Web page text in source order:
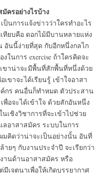
ครอย่างไรบ้าง
ป็นการแจ้งข่าวว่าใครทำอะไร
ทียบคือ ดอกไม้มีบานหลายแห่ง
อันนี้ง่ายที่สุด กับอีกหนึ่งกลไก
ในการ exercise ถ้าใครคิดจะ
ขาน่าจะมีพื้นที่สักพื้นที่หนึ่งด้วย
เขาจะได้เรียนรู้ เข้าใจอาสา
กร คนอื่นก็ทำหมด ตัวประสาน
พื่อจะได้เข้าใจ ด้วยสักอันหนึ่ง
เชิงวิชาการที่จะเข้าไปช่วย
ลอาสาสมัคร ระบบในการ
คิดว่าน่าจะเป็นอย่างนั้น อันที่
ยๆ กับงานประจำปี จะเรียกว่า
านด้านอาสาสมัคร หรือ
เจตนาเพื่อให้เกิดบรรยากาศ